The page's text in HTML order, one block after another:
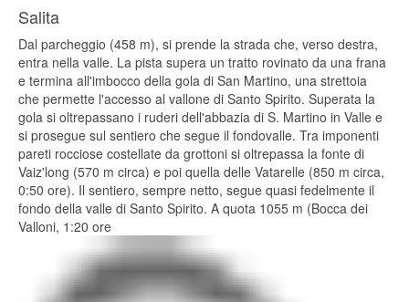
Salita
Dal parcheggio (458 m), si prende la strada che, verso destra,
entra nella valle. La pista supera un tratto rovinato da una frana
e termina all'imbocco della gola di San Martino, una strettoia
che permette l'accesso al vallone di Santo Spirito. Superata la
gola si oltrepassano i ruderi dell'abbazia di S. Martino in Valle e
si prosegue sul sentiero che segue il fondovalle. Tra imponenti
pareti rocciose costellate da grottoni si oltrepassa la fonte di
Vaiz'long (570 m circa) e poi quella delle Vatarelle (850 m circa,
0:50 ore). Il sentiero, sempre netto, segue quasi fedelmente il
fondo della valle di Santo Spirito. A quota 1055 m (Bocca dei
Valloni, 1:20 ore